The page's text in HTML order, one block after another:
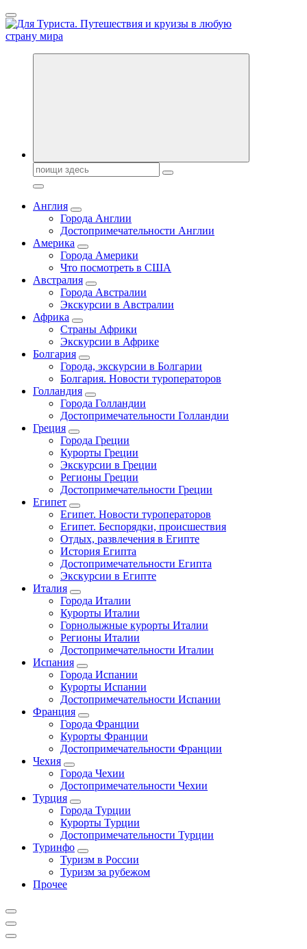
Перейти
к
содержанию
Новости туризма, куда поехать на отдых, где провести отпуск.
Поиск:
Англия
Города Англии
Достопримечательности Англии
Америка
Города Америки
Что посмотреть в США
Австралия
Города Австралии
Экскурсии в Австралии
Африка
Страны Африки
Экскурсии в Африке
Болгария
Города, экскурсии в Болгарии
Болгария. Новости туроператоров
Голландия
Города Голландии
Достопримечательности Голландии
Греция
Города Греции
Курорты Греции
Экскурсии в Греции
Регионы Греции
Достопримечательности Греции
Египет
Египет. Новости туроператоров
Египет. Беспорядки, происшествия
Отдых, развлечения в Египте
История Египта
Достопримечательности Египта
Экскурсии в Египте
Италия
Города Италии
Курорты Италии
Горнолыжные курорты Италии
Регионы Италии
Достопримечательности Италии
Испания
Города Испании
Курорты Испании
Достопримечательности Испании
Франция
Города Франции
Курорты Франции
Достопримечательности Франции
Чехия
Города Чехии
Достопримечательности Чехии
Турция
Города Турции
Курорты Турции
Достопримечательности Турции
Туринфо
Туризм в России
Туризм за рубежом
Прочее